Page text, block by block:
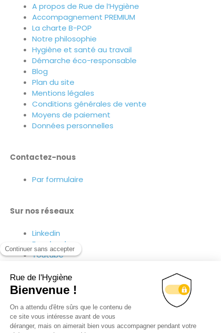
A propos de Rue de l’Hygiène
Accompagnement PREMIUM
La charte B-POP
Notre philosophie
Hygiène et santé au travail
Démarche éco-responsable
Blog
Plan du site
Mentions légales
Conditions générales de vente
Moyens de paiement
Données personnelles
Contactez-nous
Par formulaire
Sur nos réseaux
Linkedin
Facebook
Youtube
Suivez-nous sur nos réseaux !